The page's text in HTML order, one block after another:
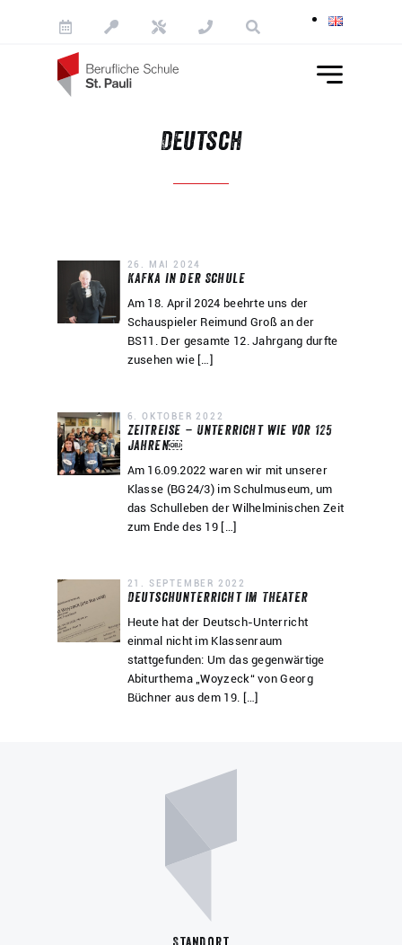
Deutsch
26. MAI 2024
Kafka in der Schule
Am 18. April 2024 beehrte uns der
Schauspieler Reimund Groß an der
BS11. Der gesamte 12. Jahrgang durfte
zusehen wie […]
6. OKTOBER 2022
Zeitreise – Unterricht wie vor 125
Jahren￼
Am 16.09.2022 waren wir mit unserer
Klasse (BG24/3) im Schulmuseum, um
das Schulleben der Wilhelminischen Zeit
zum Ende des 19 […]
21. SEPTEMBER 2022
Deutschunterricht im Theater
Heute hat der Deutsch-Unterricht
einmal nicht im Klassenraum
stattgefunden: Um das gegenwärtige
Abiturthema „Woyzeck“ von Georg
Büchner aus dem 19. […]